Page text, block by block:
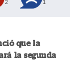
2 1
que la
la segunda